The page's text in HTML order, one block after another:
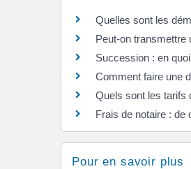
Quelles sont les
Peut-on transmettre
Succession : en
Comment faire une
Quels sont les tarifs
Frais de notaire : de
Pour en savoir plus